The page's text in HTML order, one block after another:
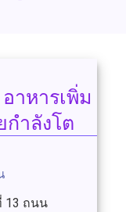
าหารเพิ่ม
กำลังโต
13 ถนน